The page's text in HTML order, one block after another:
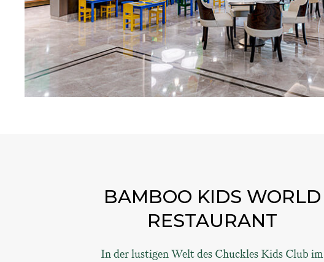
BAMBOO KIDS WORLD
RESTAURANT
In der lustigen Welt des Chuckles Kids Club im